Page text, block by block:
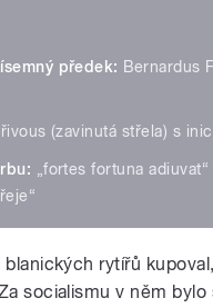
předek: Bernardus
(zavinutá střela) s
„fortes fortuna
blanických rytířů
socialismu v něm bylo